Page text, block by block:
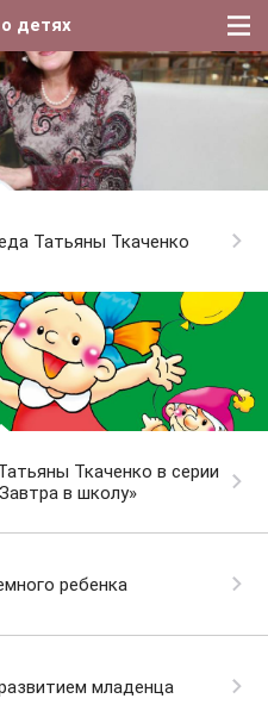
детях
Татьяны Ткаченко
Ткаченко в серии
в школу»
ребенка
младенца